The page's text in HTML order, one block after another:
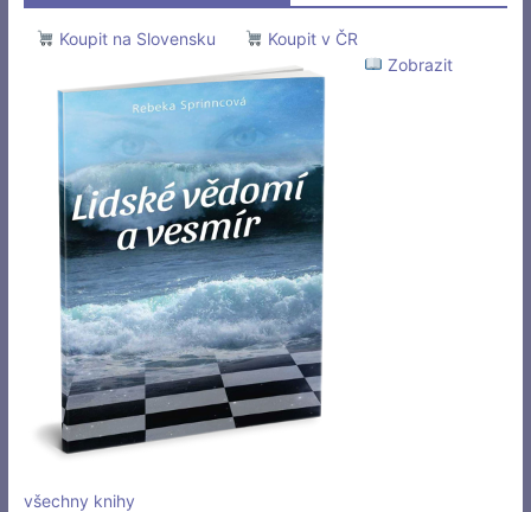
Koupit na Slovensku
Koupit v ČR
Zobrazit
všechny knihy